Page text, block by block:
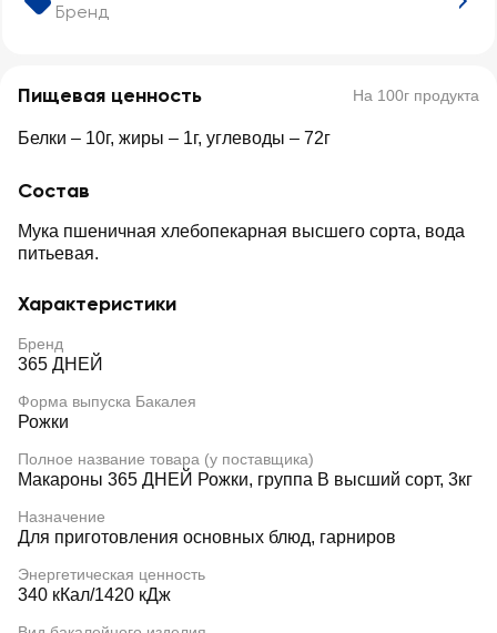
Бренд
Пищевая ценность На 100г продукта
Белки – 10г, жиры – 1г, углеводы – 72г
Состав
Мука пшеничная хлебопекарная высшего сорта, вода
питьевая.
Характеристики
Бренд
365 ДНЕЙ
Форма выпуска Бакалея
Рожки
Полное название товара (у поставщика)
Макароны 365 ДНЕЙ Рожки, группа В высший сорт, 3кг
Назначение
Для приготовления основных блюд, гарниров
Энергетическая ценность
340 кКал/1420 кДж